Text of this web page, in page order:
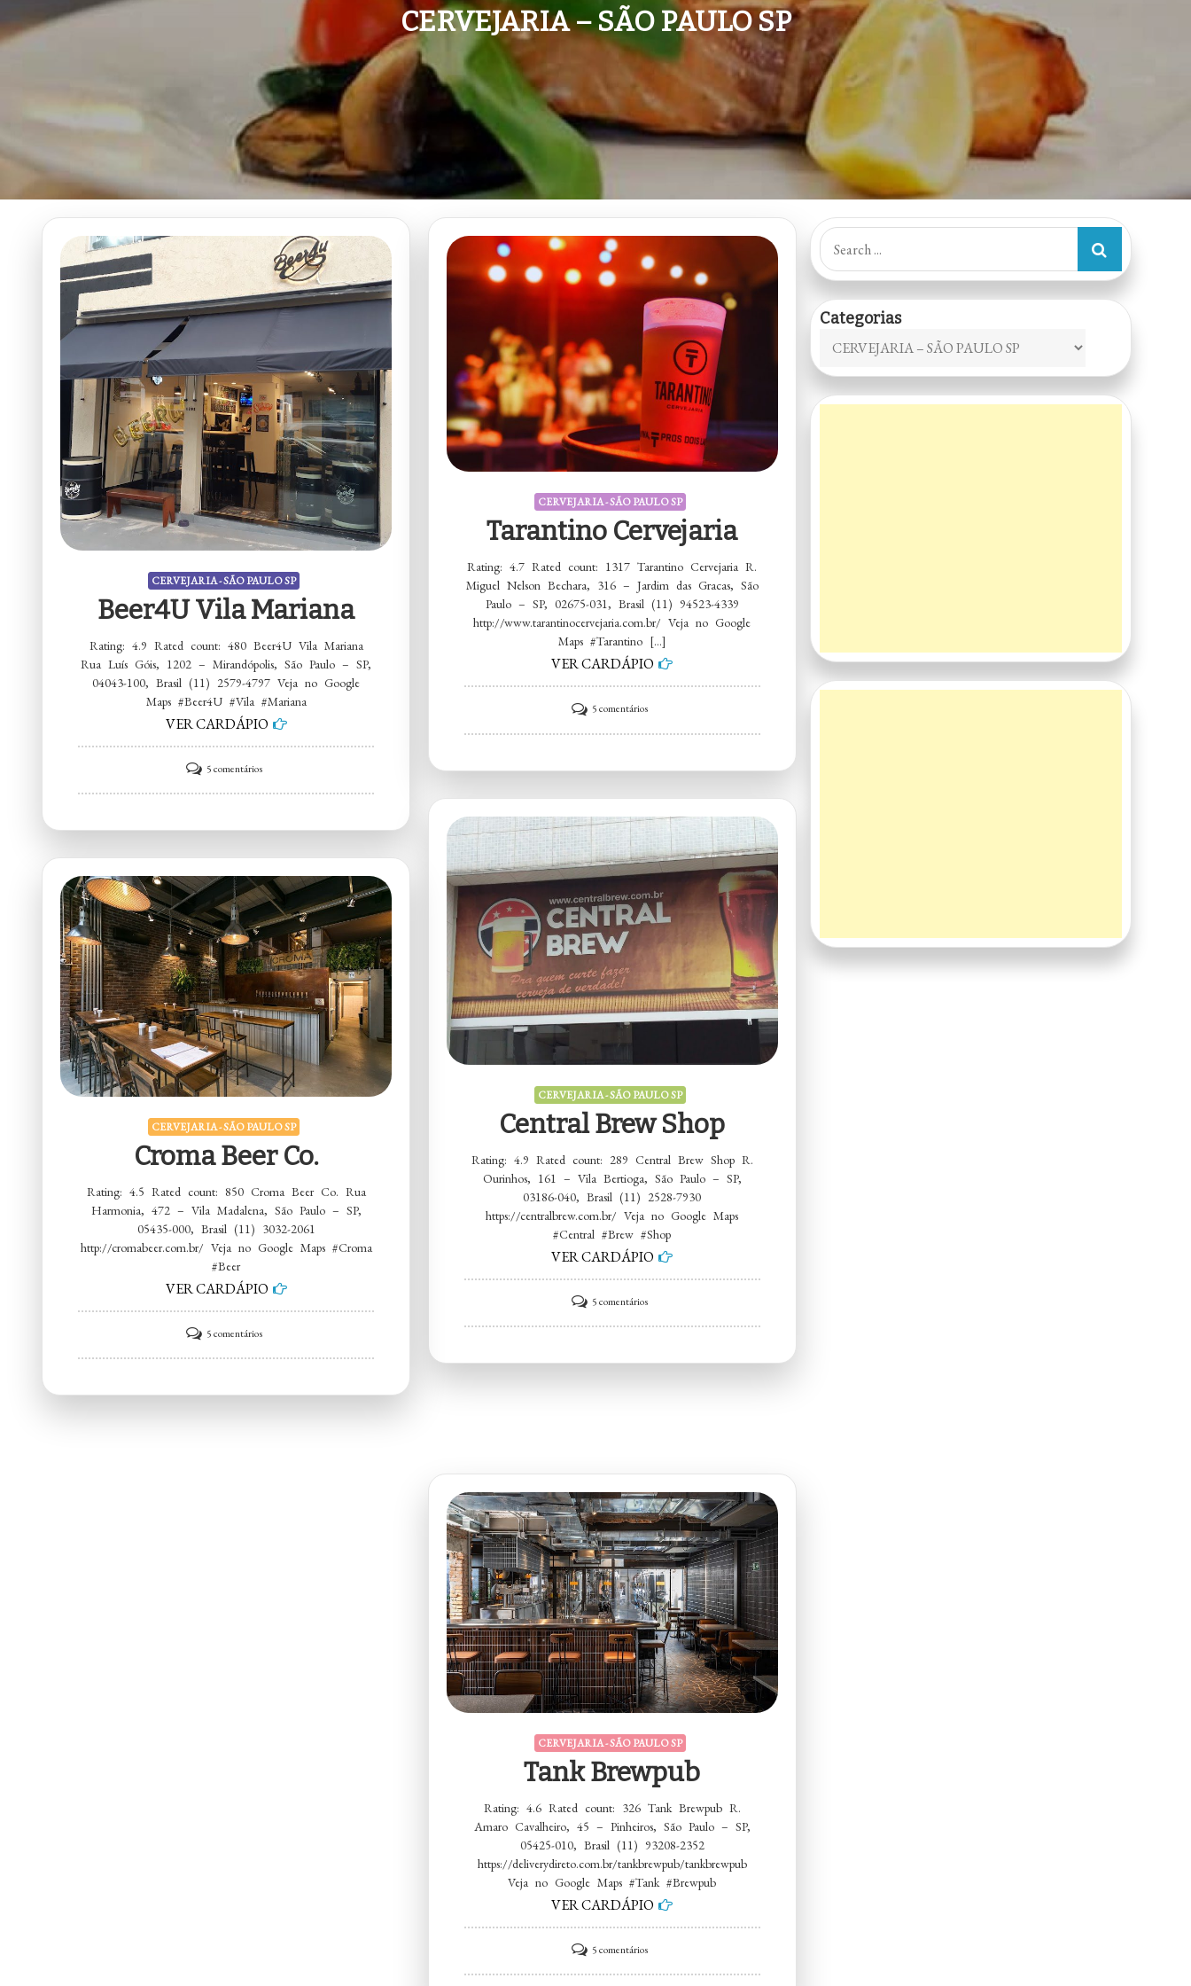
CERVEJARIA – SÃO PAULO SP
CERVEJARIA - SÃO PAULO SP
Beer4U Vila Mariana
Rating: 4.9 Rated count: 480 Beer4U Vila Mariana
Rua Luís Góis, 1202 – Mirandópolis, São Paulo – SP,
04043-100, Brasil (11) 2579-4797 Veja no Google
Maps #Beer4U #Vila #Mariana
VER CARDÁPIO
5 comentáriosem
Beer4U
CERVEJARIA - SÃO PAULO SP
Tarantino Cervejaria
Rating: 4.7 Rated count: 1317 Tarantino Cervejaria R.
Miguel Nelson Bechara, 316 – Jardim das Gracas, São
Paulo – SP, 02675-031, Brasil (11) 94523-4339
http://www.tarantinocervejaria.com.br/ Veja no Google
Maps #Tarantino […]
VER CARDÁPIO
5 comentáriosem
Tarantino
CERVEJARIA - SÃO PAULO SP
Central Brew Shop
Rating: 4.9 Rated count: 289 Central Brew Shop R.
Ourinhos, 161 – Vila Bertioga, São Paulo – SP,
03186-040, Brasil (11) 2528-7930
https://centralbrew.com.br/ Veja no Google Maps
#Central #Brew #Shop
VER CARDÁPIO
5 comentáriosem
Central
CERVEJARIA - SÃO PAULO SP
Croma Beer Co.
Rating: 4.5 Rated count: 850 Croma Beer Co. Rua
Harmonia, 472 – Vila Madalena, São Paulo – SP,
05435-000, Brasil (11) 3032-2061
http://cromabeer.com.br/ Veja no Google Maps #Croma
#Beer
VER CARDÁPIO
5 comentáriosem
Croma
CERVEJARIA - SÃO PAULO SP
Tank Brewpub
Rating: 4.6 Rated count: 326 Tank Brewpub R.
Amaro Cavalheiro, 45 – Pinheiros, São Paulo – SP,
05425-010, Brasil (11) 93208-2352
https://deliverydireto.com.br/tankbrewpub/tankbrewpub
Veja no Google Maps #Tank #Brewpub
VER CARDÁPIO
5 comentáriosem
Tank
Search
for:
Categorias
Categorias